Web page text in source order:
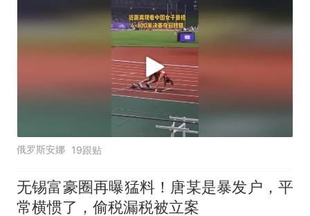
俄罗斯安娜 19跟贴
无锡富豪圈再曝猛料！唐某是暴发户，平
常横惯了，偷税漏税被立案